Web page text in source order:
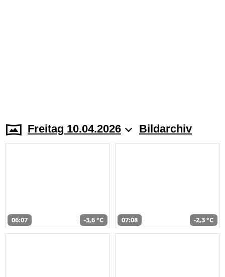
Freitag 10.04.2026 Bildarchiv
06:07 -3,6 °C 07:08 -2,3 °C